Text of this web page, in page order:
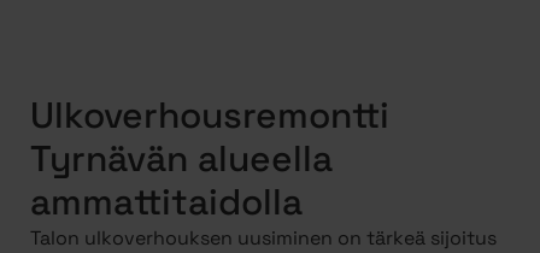
Ulkoverhousremontti
Tyrnävän alueella
ammattitaidolla
Talon ulkoverhouksen uusiminen on tärkeä sijoitus